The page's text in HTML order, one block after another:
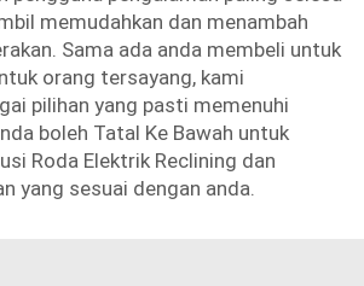
memudahkan dan menambah
Sama ada anda membeli untuk
orang tersayang, kami
pilihan yang pasti memenuhi
boleh Tatal Ke Bawah untuk
Roda Elektrik Reclining dan
yang sesuai dengan anda.